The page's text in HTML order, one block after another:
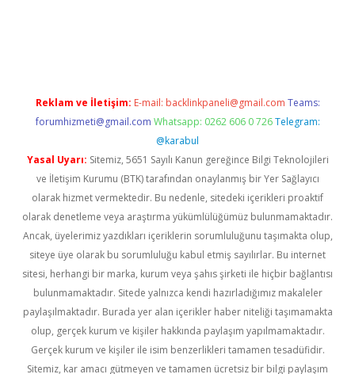
Reklam ve İletişim: E-mail: backlinkpaneli@gmail.com Teams:
forumhizmeti@gmail.com Whatsapp: 0262 606 0 726 Telegram:
@karabul
Yasal Uyarı: Sitemiz, 5651 Sayılı Kanun gereğince Bilgi Teknolojileri
ve İletişim Kurumu (BTK) tarafından onaylanmış bir Yer Sağlayıcı
olarak hizmet vermektedir. Bu nedenle, sitedeki içerikleri proaktif
olarak denetleme veya araştırma yükümlülüğümüz bulunmamaktadır.
Ancak, üyelerimiz yazdıkları içeriklerin sorumluluğunu taşımakta olup,
siteye üye olarak bu sorumluluğu kabul etmiş sayılırlar. Bu internet
sitesi, herhangi bir marka, kurum veya şahıs şirketi ile hiçbir bağlantısı
bulunmamaktadır. Sitede yalnızca kendi hazırladığımız makaleler
paylaşılmaktadır. Burada yer alan içerikler haber niteliği taşımamakta
olup, gerçek kurum ve kişiler hakkında paylaşım yapılmamaktadır.
Gerçek kurum ve kişiler ile isim benzerlikleri tamamen tesadüfidir.
Sitemiz, kar amacı gütmeyen ve tamamen ücretsiz bir bilgi paylaşım